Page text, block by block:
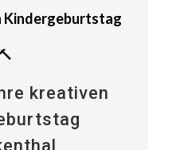
🔨
kreativen